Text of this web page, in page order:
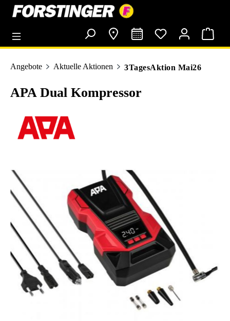
springen
Angebote Aktuelle Aktionen 3TagesAktion Mai26
APA Dual Kompressor